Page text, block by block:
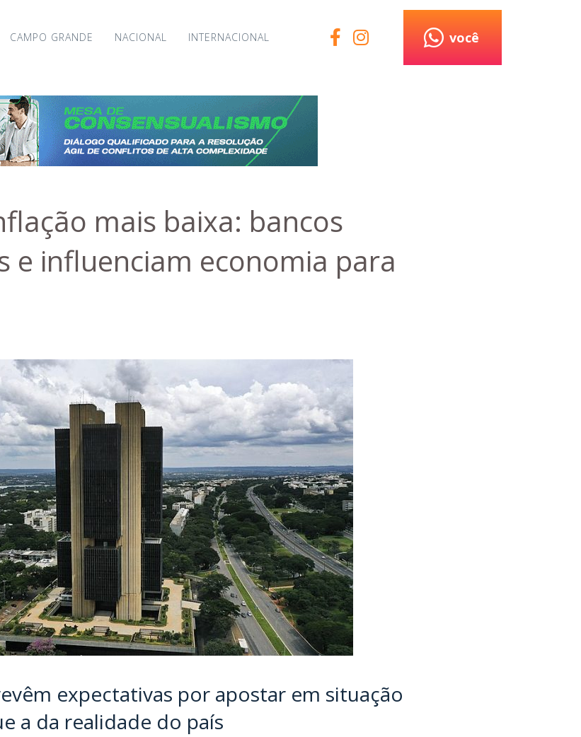
CAMPO GRANDE NACIONAL INTERNACIONAL você
mais baixa: bancos
e influenciam economia para
expectativas por apostar em situação
a da realidade do país